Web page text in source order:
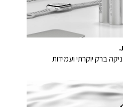
ברק יוקרתי ועמידות